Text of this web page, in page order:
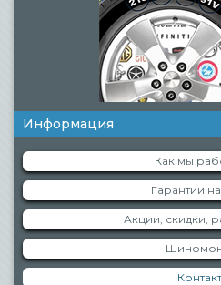
Информация
Как мы
Гарантии
Акции, скидки,